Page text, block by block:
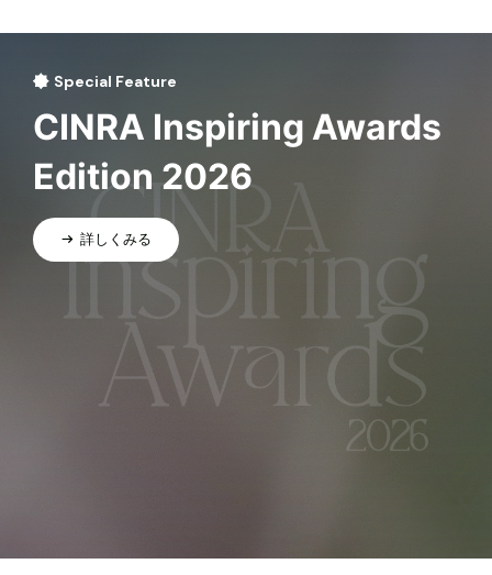
Special Feature
CINRA Inspiring Awards
Edition 2026
詳しくみる